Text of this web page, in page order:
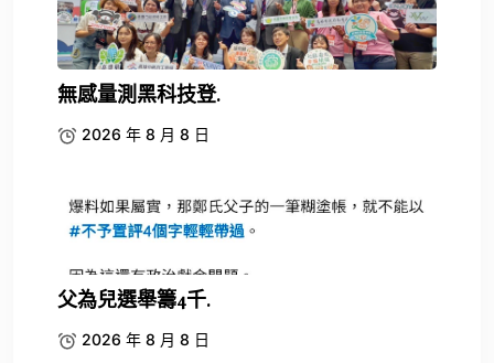
無感量測黑科技登.
2026 年 8 月 8 日
父為兒選舉籌4千.
2026 年 8 月 8 日